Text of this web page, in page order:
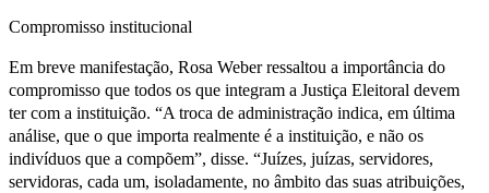
Compromisso institucional
Em breve manifestação, Rosa Weber ressaltou a importância do
compromisso que todos os que integram a Justiça Eleitoral devem
ter com a instituição. “A troca de administração indica, em última
análise, que o que importa realmente é a instituição, e não os
indivíduos que a compõem”, disse. “Juízes, juízas, servidores,
servidoras, cada um, isoladamente, no âmbito das suas atribuições,